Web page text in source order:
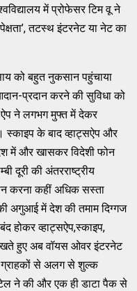
में प्रोफेसर टिम वू ने
तटस्थ इंटरनेट या नेट का
को बहुत नुकसान पहुंचाया
प्रदान करने की सुविधा को
ऐप ने लगभग मुफ्त में देकर
स्काइप के बाद व्हाट्सऐप और
में और खासकर विदेशी फोन
दूरी की अंतरराष्ट्रीय
करना कहीं अधिक सस्ता
अगुआई में देश की तमाम दिग्गज
होकर व्हाट्सऐप,स्काइप,
हुए अब वॉयस ओवर इंटरनेट
ग्राहकों से अलग से शुल्क
ने की और एक ही डाटा पैक से